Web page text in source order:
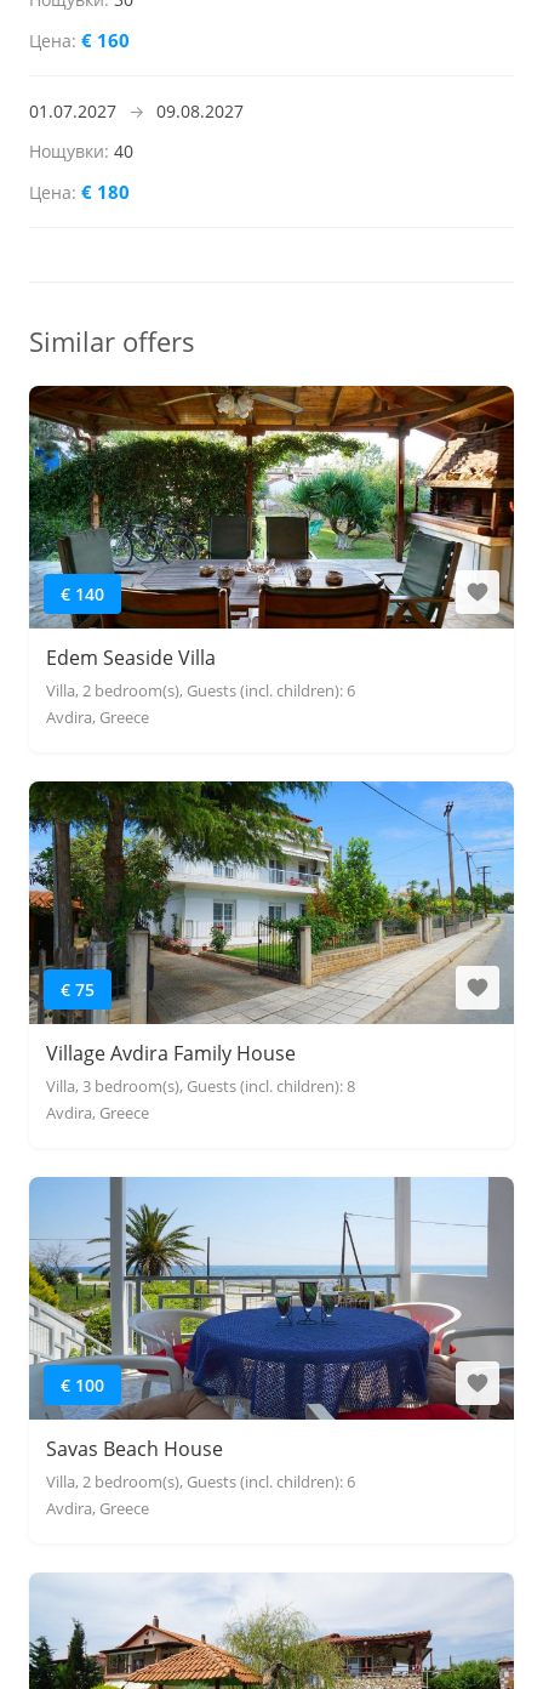
€ 160
01.07.2027 → 09.08.2027
40
€ 180
Similar offers
€ 140
Edem Seaside Villa
Villa, 2 bedroom(s), Guests (incl. children): 6
Avdira, Greece
€ 75
Village Avdira Family House
Villa, 3 bedroom(s), Guests (incl. children): 8
Avdira, Greece
€ 100
Savas Beach House
Villa, 2 bedroom(s), Guests (incl. children): 6
Avdira, Greece